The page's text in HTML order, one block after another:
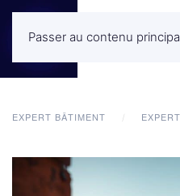
Passer au contenu
EXPERT BÂTIMENT